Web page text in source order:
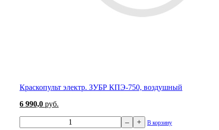
Краскопульт электр. ЗУБР КПЭ-750, воздушный
6 990,0 руб.
– + В корзину